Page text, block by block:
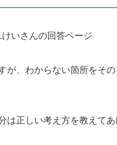
が、わからない箇所をそ
正しい考え方を教えてあ